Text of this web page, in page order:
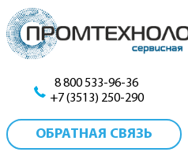
8 800 533-96-36
+7 (3513) 250-290
ОБРАТНАЯ СВЯЗЬ